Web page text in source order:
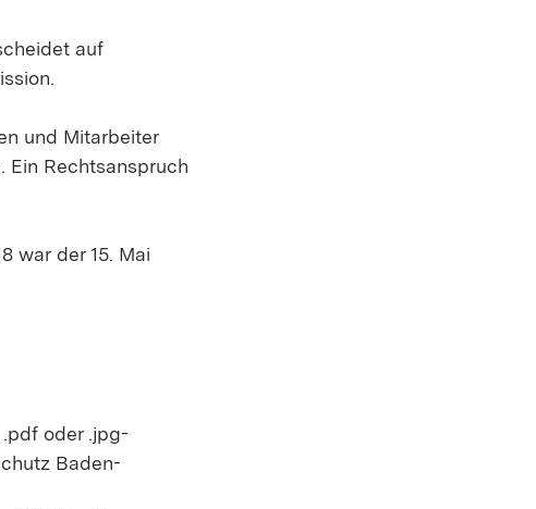
auf
und Mitarbeiter
Ein Rechtsanspruch
war der 15. Mai
oder .jpg-
Baden-